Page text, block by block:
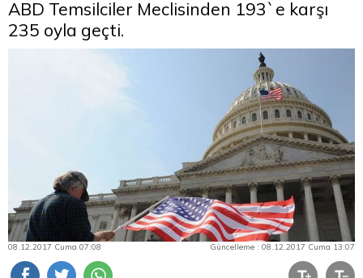
ABD Temsilciler Meclisinden 193`e karşı
235 oyla geçti.
08.12.2017 Cuma 07:08 Güncelleme : 08.12.2017 Cuma 13:07